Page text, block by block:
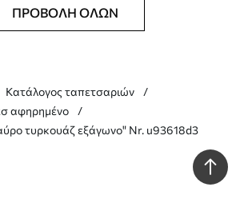
ΠΡΟΒΟΛΉ ΌΛΩΝ
Κατάλογος ταπετσαριών
αφηρημένο
τυρκουάζ εξάγωνο" Nr. u93618d3